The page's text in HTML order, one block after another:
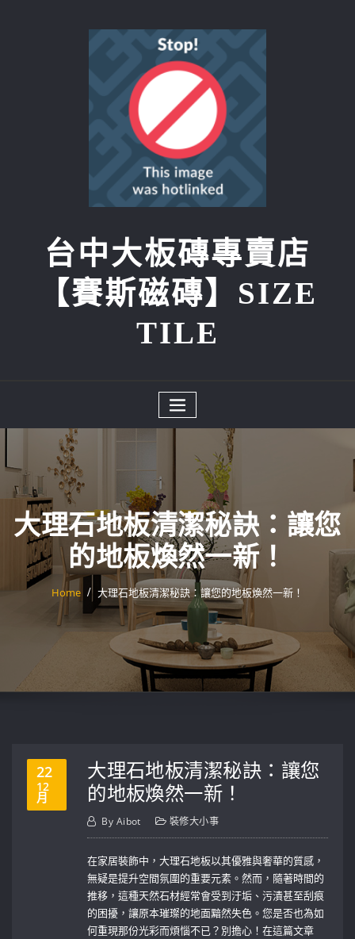
台中大板磚專賣店
【賽斯磁磚】SIZE
TILE
大理石地板清潔秘訣：讓您
的地板煥然一新！
Home 大理石地板清潔秘訣：讓您的地板煥然一新！
22
12
月
大理石地板清潔秘訣：讓您
的地板煥然一新！
By Aibot 裝修大小事
在家居裝飾中，大理石地板以其優雅與奢華的質感，
無疑是提升空間氛圍的重要元素。然而，隨著時間的
推移，這種天然石材經常會受到汙垢、污漬甚至刮痕
的困擾，讓原本璀璨的地面黯然失色。您是否也為如
何重現那份光彩而煩惱不已？別擔心！在這篇文章